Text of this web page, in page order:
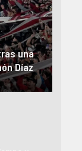
una
Díaz